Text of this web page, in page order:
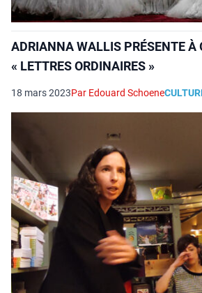
ADRIANNA WALLIS PRÉSENTE À
« LETTRES ORDINAIRES »
18 mars 2023Par Edouard Schoene